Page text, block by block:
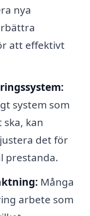
nya
att effektivt
system som
kan
det för
prestanda.
Många
arbete som